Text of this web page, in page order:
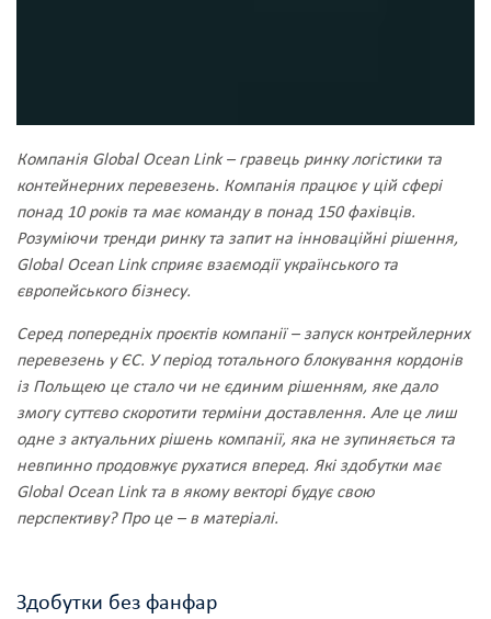
Компанія Global Ocean Link – гравець ринку логістики та
контейнерних перевезень. Компанія працює у цій сфері
понад 10 років та має команду в понад 150 фахівців.
Розуміючи тренди ринку та запит на інноваційні рішення,
Global Ocean Link сприяє взаємодії українського та
європейського бізнесу.
Серед попередніх проєктів компанії – запуск контрейлерних
перевезень у ЄС. У період тотального блокування кордонів
із Польщею це стало чи не єдиним рішенням, яке дало
змогу суттєво скоротити терміни доставлення. Але це лиш
одне з актуальних рішень компанії, яка не зупиняється та
невпинно продовжує рухатися вперед. Які здобутки має
Global Ocean Link та в якому векторі будує свою
перспективу? Про це – в матеріалі.
Здобутки без фанфар